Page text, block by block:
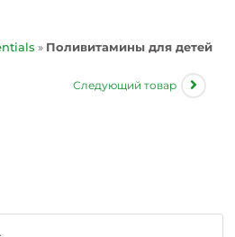
» Поливитамины для детей
Следующий товар